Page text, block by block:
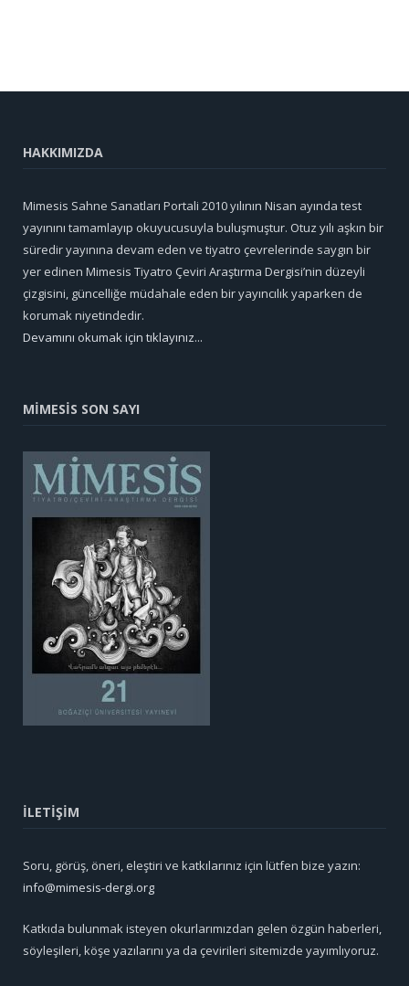
HAKKIMIZDA
Mimesis Sahne Sanatları Portali 2010 yılının Nisan ayında test
yayınını tamamlayıp okuyucusuyla buluşmuştur. Otuz yılı aşkın bir
süredir yayınına devam eden ve tiyatro çevrelerinde saygın bir
yer edinen Mimesis Tiyatro Çeviri Araştırma Dergisi’nin düzeyli
çizgisini, güncelliğe müdahale eden bir yayıncılık yaparken de
korumak niyetindedir.
Devamını okumak için tıklayınız...
MİMESİS SON SAYI
İLETİŞİM
Soru, görüş, öneri, eleştiri ve katkılarınız için lütfen bize yazın:
info@mimesis-dergi.org
Katkıda bulunmak isteyen okurlarımızdan gelen özgün haberleri,
söyleşileri, köşe yazılarını ya da çevirileri sitemizde yayımlıyoruz.